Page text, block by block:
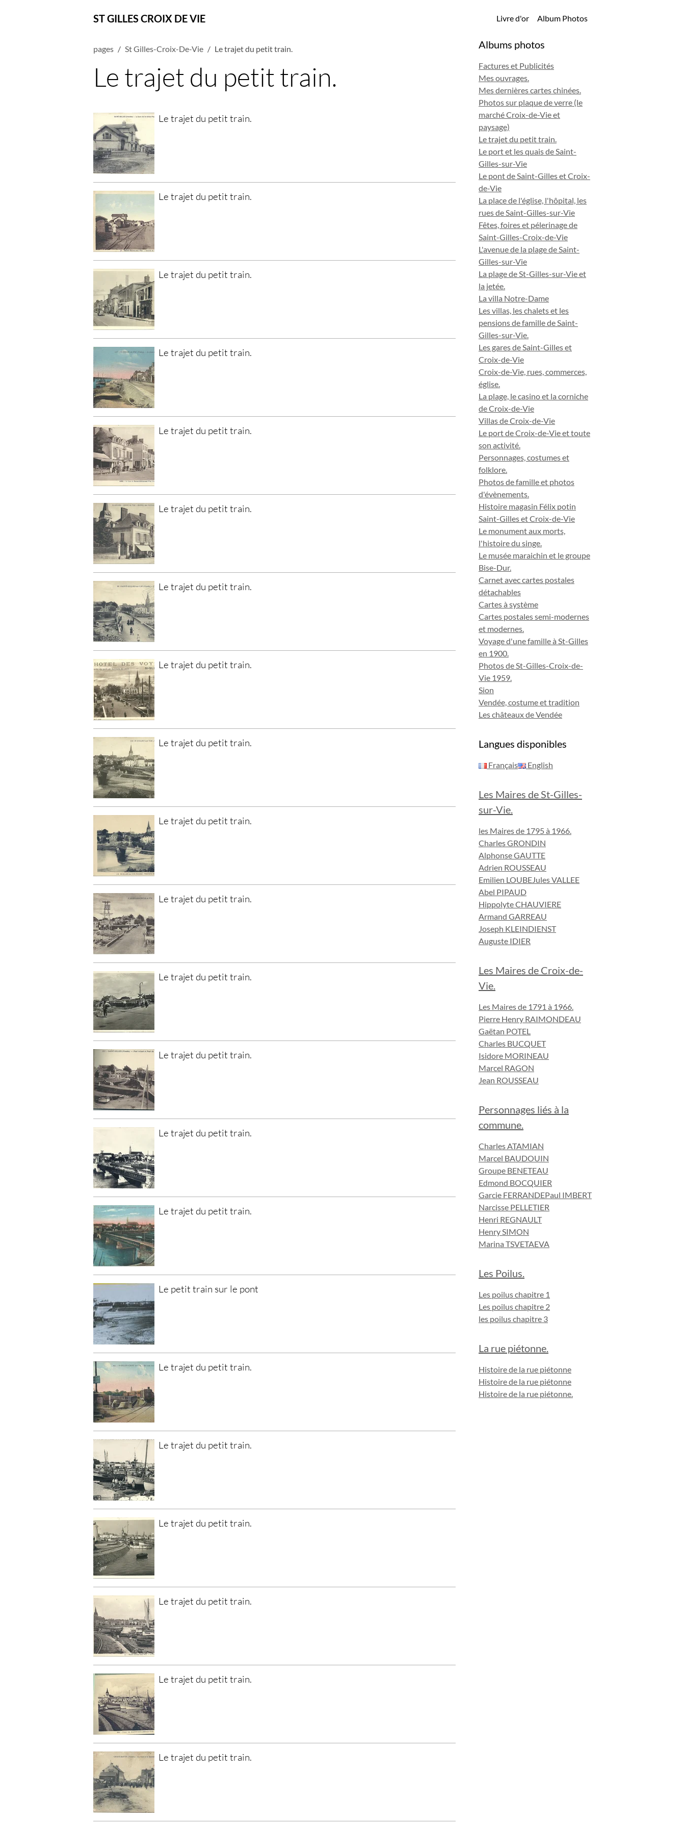
ST GILLES CROIX DE VIE Livre d'or Album Photos
pages St Gilles-Croix-De-Vie Le trajet du petit train.
Le trajet du petit train.
Le trajet du petit train.
Le trajet du petit train.
Le trajet du petit train.
Le trajet du petit train.
Le trajet du petit train.
Le trajet du petit train.
Le trajet du petit train.
Le trajet du petit train.
Le trajet du petit train.
Le trajet du petit train.
Le trajet du petit train.
Le trajet du petit train.
Le trajet du petit train.
Le trajet du petit train.
Le trajet du petit train.
Le petit train sur le pont
Le trajet du petit train.
Le trajet du petit train.
Le trajet du petit train.
Le trajet du petit train.
Le trajet du petit train.
Le trajet du petit train.
Albums photos
Factures et Publicités
Mes ouvrages.
Mes dernières cartes chinées.
Photos sur plaque de verre (le
marché Croix-de-Vie et
paysage)
Le trajet du petit train.
Le port et les quais de Saint-
Gilles-sur-Vie
Le pont de Saint-Gilles et Croix-
de-Vie
La place de l'église, l'hôpital, les
rues de Saint-Gilles-sur-Vie
Fêtes, foires et pélerinage de
Saint-Gilles-Croix-de-Vie
L'avenue de la plage de Saint-
Gilles-sur-Vie
La plage de St-Gilles-sur-Vie et
la jetée.
La villa Notre-Dame
Les villas, les chalets et les
pensions de famille de Saint-
Gilles-sur-Vie.
Les gares de Saint-Gilles et
Croix-de-Vie
Croix-de-Vie, rues, commerces,
église.
La plage, le casino et la corniche
de Croix-de-Vie
Villas de Croix-de-Vie
Le port de Croix-de-Vie et toute
son activité.
Personnages, costumes et
folklore.
Photos de famille et photos
d'évènements.
Histoire magasin Félix potin
Saint-Gilles et Croix-de-Vie
Le monument aux morts,
l'histoire du singe.
Le musée maraichin et le groupe
Bise-Dur.
Carnet avec cartes postales
détachables
Cartes à système
Cartes postales semi-modernes
et modernes.
Voyage d'une famille à St-Gilles
en 1900.
Photos de St-Gilles-Croix-de-
Vie 1959.
Sion
Vendée, costume et tradition
Les châteaux de Vendée
Langues disponibles
Français English
Les Maires de St-Gilles-
sur-Vie.
les Maires de 1795 à 1966.
Charles GRONDIN
Alphonse GAUTTE
Adrien ROUSSEAU
Emilien LOUBEJules VALLEE
Abel PIPAUD
Hippolyte CHAUVIERE
Armand GARREAU
Joseph KLEINDIENST
Auguste IDIER
Les Maires de Croix-de-
Vie.
Les Maires de 1791 à 1966.
Pierre Henry RAIMONDEAU
Gaëtan POTEL
Charles BUCQUET
Isidore MORINEAU
Marcel RAGON
Jean ROUSSEAU
Personnages liés à la
commune.
Charles ATAMIAN
Marcel BAUDOUIN
Groupe BENETEAU
Edmond BOCQUIER
Garcie FERRANDEPaul IMBERT
Narcisse PELLETIER
Henri REGNAULT
Henry SIMON
Marina TSVETAEVA
Les Poilus.
Les poilus chapitre 1
Les poilus chapitre 2
les poilus chapitre 3
La rue piétonne.
Histoire de la rue piétonne
Histoire de la rue piétonne
Histoire de la rue piétonne.